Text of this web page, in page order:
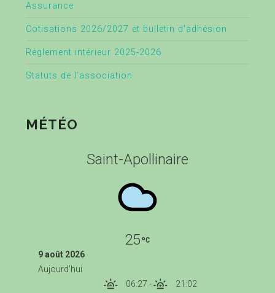
Assurance
Cotisations 2026/2027 et bulletin d’adhésion
Règlement intérieur 2025-2026
Statuts de l’association
MÉTÉO
Saint-Apollinaire
25
9 août 2026
Aujourd'hui
06:27 - 21:02